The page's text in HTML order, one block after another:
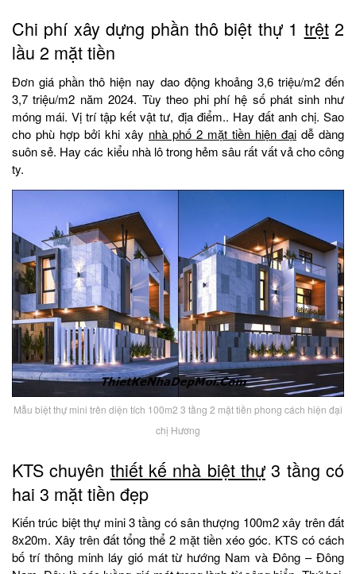
Chi phí xây dựng phần thô biệt thự 1 trệt2
lầu 2 mặt tiền
Đơn giá phần thô hiện nay dao động khoảng 3,6 triệu/m2 đến
3,7 triệu/m2 năm 2024. Tùy theo phi phí hệ số phát sinh như
móng mái. Vị trí tập kết vật tư, địa điểm.. Hay đất anh chị. Sao
cho phù hợp bởi khi xây nhà phố 2 mặt tiền hiện đại dễ dàng
suôn sẻ. Hay các kiểu nhà lô trong hẻm sâu rất vất vả cho công
ty.
Mẫu biệt thự mini trên diện tích 100m2 3 tầng 2 mặt tiền phong cách hiện đại
chị Hương
KTS chuyên thiết kế nhà biệt thự 3 tầng có
hai 3 mặt tiền đẹp
Kiến trúc biệt thự mini 3 tầng có sân thượng 100m2 xây trên đất
8x20m. Xây trên đất tổng thể 2 mặt tiền xéo góc. KTS có cách
bố trí thông minh láy gió mát từ hướng Nam và Đông – Đông